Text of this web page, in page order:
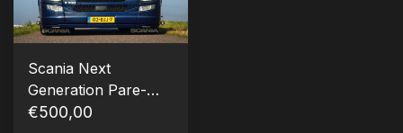
Scania Next
Generation Pare-
soleil avec ligne plate
€500,00